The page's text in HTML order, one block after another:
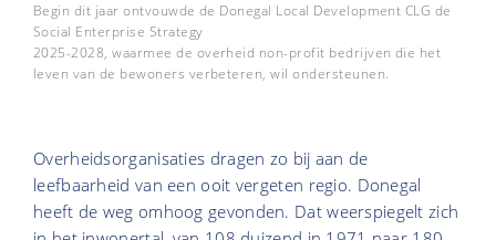
Begin dit jaar ontvouwde de Donegal Local Development CLG de
Social Enterprise Strategy
2025-2028, waarmee de overheid non-profit bedrijven die het
leven van de bewoners verbeteren, wil ondersteunen.
Overheidsorganisaties dragen zo bij aan de
leefbaarheid van een ooit vergeten regio. Donegal
heeft de weg omhoog gevonden. Dat weerspiegelt zich